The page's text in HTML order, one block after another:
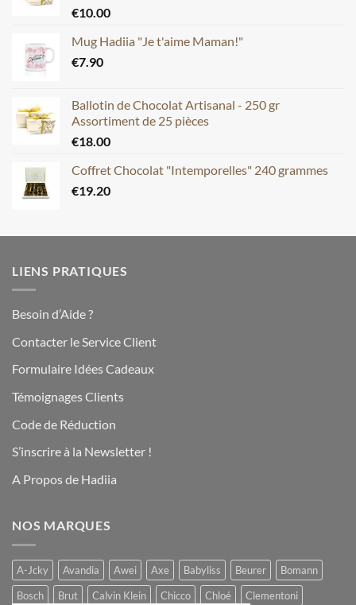
€10.00
Mug Hadiia "Je t'aime Maman!"
€7.90
Ballotin de Chocolat Artisanal - 250 gr
Assortiment de 25 pièces
€18.00
Coffret Chocolat "Intemporelles" 240 grammes
€19.20
LIENS PRATIQUES
Besoin d’Aide ?
Contacter le Service Client
Formulaire Idées Cadeaux
Témoignages Clients
Code de Réduction
S’inscrire à la Newsletter !
A Propos de Hadiia
NOS MARQUES
A-Jcky Avandia Awei Axe Babyliss Beurer
Bomann
Bosch
Brut Calvin Klein Chicco Chloé Clementoni